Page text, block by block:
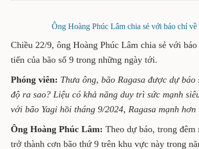
Ông Hoàng Phúc Lâm chia sẻ với báo chí
Chiều 22/9, ông Hoàng Phúc Lâm chia sẻ với
tiến của bão số 9 trong những ngày tới.
Phóng viên: Thưa ông, bão Ragasa được dự
độ ra sao? Liệu có khả năng duy trì sức mạnh
với bão Yagi hồi tháng 9/2024, Ragasa mạnh hơn
Ông Hoàng Phúc Lâm: Theo dự báo, trong đêm
trở thành cơn bão thứ 9 trên khu vực này trong